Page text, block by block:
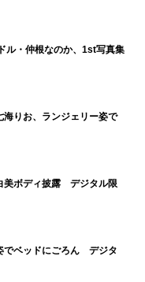
ル・仲根なのか、1st写真集
海りお、ランジェリー姿で
美ボディ披露 デジタル限
でベッドにごろん デジタ